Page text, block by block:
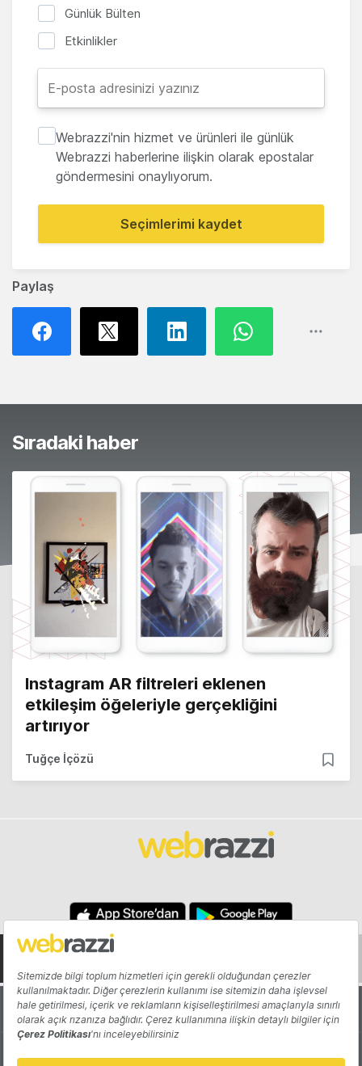
Paylaş
Günlük Bülten
Etkinlikler
Webrazzi'nin hizmet ve ürünleri ile günlük
Webrazzi haberlerine ilişkin olarak epostalar
göndermesini onaylıyorum.
Seçimlerimi kaydet
Sıradaki haber
Instagram AR filtreleri eklenen
etkileşim öğeleriyle gerçekliğini
artırıyor
Tuğçe İçözü
Hakkında Yazarlar
Katkıda Bulun Reklam